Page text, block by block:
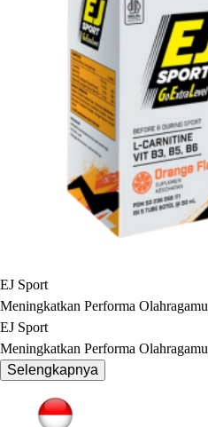
EJ Sport
Meningkatkan Performa Olahragamu
EJ Sport
Meningkatkan Performa Olahragamu
Selengkapnya